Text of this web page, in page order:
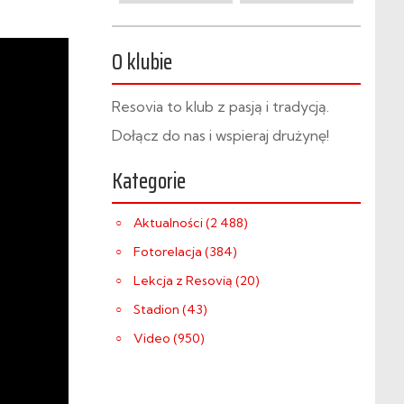
O klubie
Resovia to klub z pasją i tradycją.
Dołącz do nas i wspieraj drużynę!
Kategorie
Aktualności (2 488)
Fotorelacja (384)
Lekcja z Resovią (20)
Stadion (43)
Video (950)